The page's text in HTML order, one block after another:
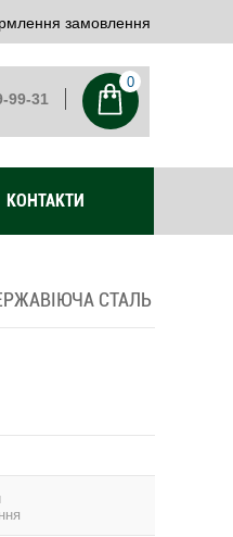
замовлення
99-31
0
КОНТАКТИ
СТАЛЬ